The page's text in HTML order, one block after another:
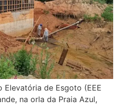
Elevatória de Esgoto (EEE
na orla da Praia Azul,